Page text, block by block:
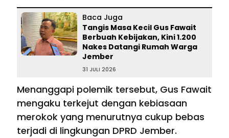
Baca Juga
Tangis Masa Kecil Gus Fawait
Berbuah Kebijakan, Kini 1.200
Nakes Datangi Rumah Warga
Jember
31 JULI 2026
Menanggapi polemik tersebut, Gus Fawait
mengaku terkejut dengan kebiasaan
merokok yang menurutnya cukup bebas
terjadi di lingkungan DPRD Jember.